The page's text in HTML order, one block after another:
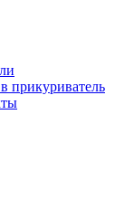
прикуриватель